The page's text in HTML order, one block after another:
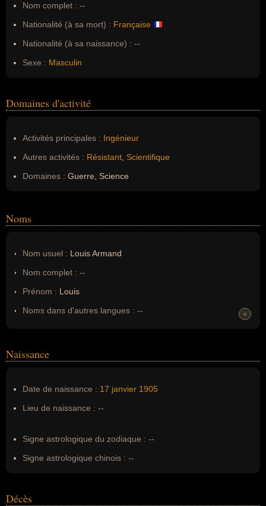
Nom complet : --
Nationalité (à sa mort) : Française
Nationalité (à sa naissance) : --
Sexe : Masculin
Domaines d'activité
Activités principales : Ingénieur
Autres activités : Résistant Scientifique
Domaines : Guerre, Science
Noms
Nom usuel : Louis Armand
Nom complet : --
Prénom : Louis
Noms dans d'autres langues : --
Nom de famille :Louis Armand
+
Naissance
Date de naissance : 17 janvier 1905
Lieu de naissance : --
Signe astrologique du zodiaque : --
Signe astrologique chinois : --
Décès